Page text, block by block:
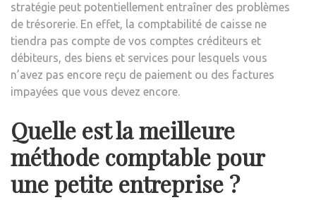
stratégie peut potentiellement entraîner des problèmes
de trésorerie. En effet, la comptabilité de caisse ne
tiendra pas compte de vos comptes créditeurs et
débiteurs, des biens et services pour lesquels vous
n’avez pas encore reçu de paiement ou des factures
impayées que vous devez encore.
Quelle est la meilleure
méthode comptable pour
une petite entreprise ?